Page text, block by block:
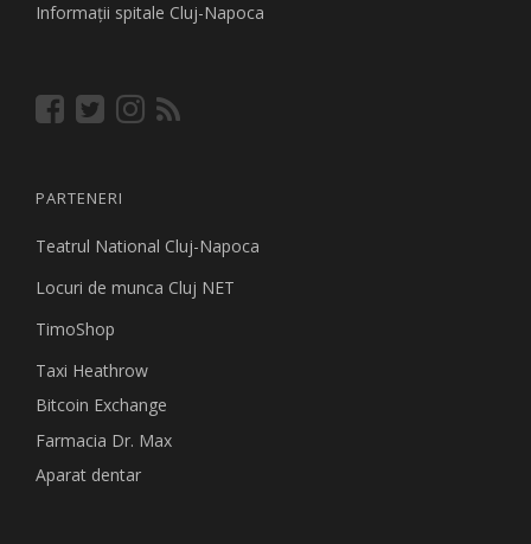
Informaţii spitale Cluj-Napoca
PARTENERI
Teatrul National Cluj-Napoca
Locuri de munca Cluj NET
TimoShop
Taxi Heathrow
Bitcoin Exchange
Farmacia Dr. Max
Aparat dentar